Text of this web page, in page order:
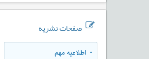
صفحات نشریه
• اطلاعیه مهم